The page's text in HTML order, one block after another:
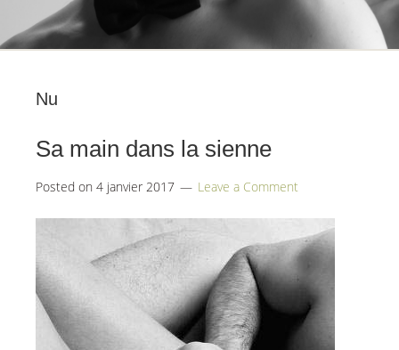
Nu
Sa main dans la sienne
Posted on 4 janvier 2017 Leave a Comment